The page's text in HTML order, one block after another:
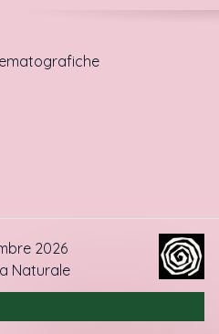
2026
Naturale